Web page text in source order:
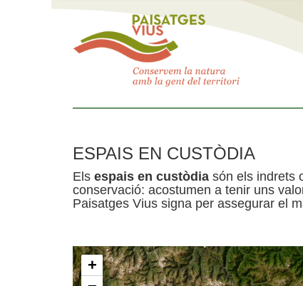
ESPAIS EN CUSTÒDIA
Els espais en custòdia són els indrets
conservació: acostumen a tenir uns
Paisatges Vius signa per assegurar el
+